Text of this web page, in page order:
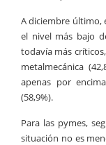
A diciembre último,
el nivel más bajo
todavía más
metalmecánica
apenas por
(58,9%).
Para las pymes,
situación no es